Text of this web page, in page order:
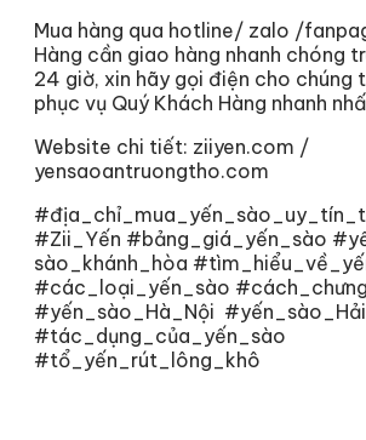
Mua hàng qua hotline/ zalo /
Hàng cần giao hàng nhanh chóng
24 giờ, xin hãy gọi điện cho chúng
phục vụ Quý Khách Hàng nhanh
Website chi tiết: ziiyen.com /
yensaoantruongtho.com
#Zii_Yến #bảng_giá_yến_sào
sào_khánh_hòa
#các_loại_yến_sào
#yến_sào_Hà_Nội
#tác_dụng_của_yến_sào
#tổ_yến_rút_lông_khô